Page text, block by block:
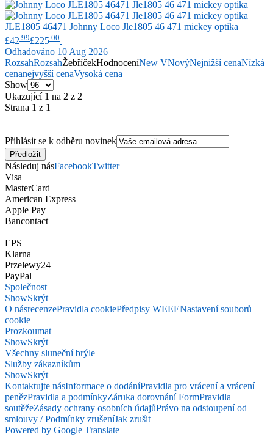
JLE1805 46471 Johnny Loco Jle1805 46 471 mickey optika
£42 .99£225 .00
Odhadováno 10 Aug 2026
RozsahRozsahŽebříčekHodnoceníNew VNovýNejnižší cenaNízká
cenanejvyšší cenaVysoká cena
Show
Ukazující 1 na 2 z 2
Strana 1 z 1
Přihlásit se k odběru novinek
Následuj násFacebookTwitter
Visa
MasterCard
American Express
Apple Pay
Bancontact
EPS
Klarna
Przelewy24
PayPal
Společnost
ShowSkrýt
O násrecenzePravidla cookiePředpisy WEEENastavení souborů
cookie
Prozkoumat
ShowSkrýt
Všechny sluneční brýle
Služby zákazníkům
ShowSkrýt
Kontaktujte násInformace o dodáníPravidla pro vrácení a vrácení
penězPravidla a podmínkyZáruka dorovnání FormPravidla
soutěžeZásady ochrany osobních údajůPrávo na odstoupení od
smlouvy / Podmínky zrušeníJak zrušit
Powered by Google Translate